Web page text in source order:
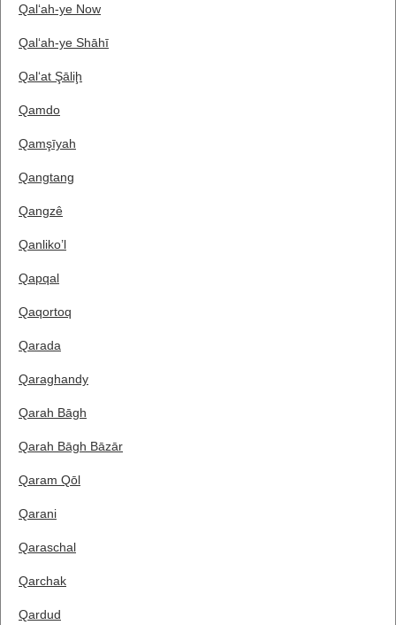
Qal‘ah-ye Now
Qal‘ah-ye Shāhī
Qal‘at Şāliḩ
Qamdo
Qamşīyah
Qangtang
Qangzê
Qanliko’l
Qapqal
Qaqortoq
Qarada
Qaraghandy
Qarah Bāgh
Qarah Bāgh Bāzār
Qaram Qōl
Qarani
Qaraschal
Qarchak
Qardud